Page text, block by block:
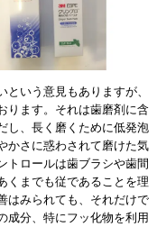
いう意見もありますが、
ります。それは歯磨剤に含
し、長く磨くために低発泡
かさに惑わされて磨けた気
トロールは歯ブラシや歯間
くまでも従であることを理
はみられても、それだけで
成分、特にフッ化物を利用